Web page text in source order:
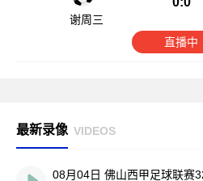
谢周三
直播中
最新录像 VIDEOS